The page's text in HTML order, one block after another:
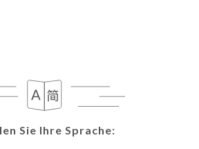
Sie Ihre Sprache:
Sie Ihre Sprache: